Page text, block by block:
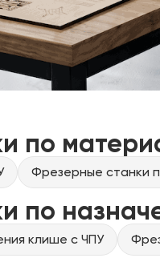
по
Фрезерные станки
по
клише с ЧПУ